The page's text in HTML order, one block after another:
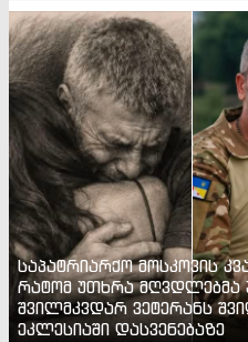
პროკურატურა -
პატიმრობა მიესაჯა
საპატრიარქო მოსკოვის
რატომ უთხრა მღვდლებმა
შვილმკვდარ ვეტერანს
ეკლესიაში დასვენებაზე